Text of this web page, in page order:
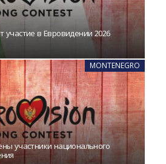
участие в Евровидении 2026
MONTENEGRO
участники национального